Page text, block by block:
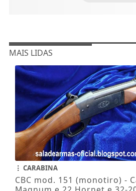
MAIS LIDAS
CARABINA
CBC mod. 151 (monotiro) -